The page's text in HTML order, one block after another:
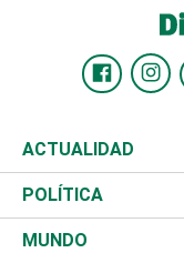
ACTUALIDAD
Nacional
Ciudad
POLÍTICA
Partidos
MUNDO